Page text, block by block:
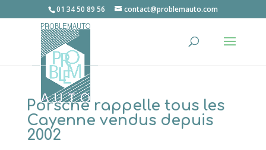
01 34 50 89 56 contact@problemauto.com
Porsche rappelle tous les
Cayenne vendus depuis
2002